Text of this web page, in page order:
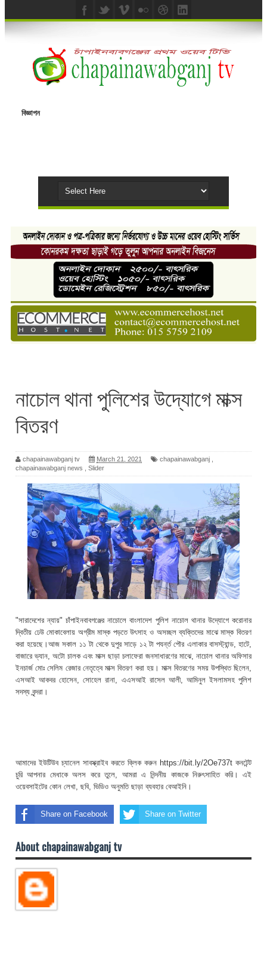
বিজ্ঞাপন
নাচোল থানা পুলিশের উদ্যোগে মাক্স
বিতরণ
chapainawabganj tv March 21, 2021 chapainawabganj
chapainawabganj news
Slider
"সারাদেশের ন্যায়" চাঁপাইনবাবগঞ্জের নাচোলে বাংলাদেশ পুলিশ নাচোল থানার উদ্যোগে করোনার
দ্বিতীয় ঢেউ মোকাবেলায় অগ্রীম মাস্ক পড়তে উৎসাহ ও অসচ্ছল ব্যক্তিদের মাঝে মাস্ক বিতরণ
করা হয়েছে।আজ সকাল ১১ টা থেকে দুপুর সাড়ে ১২ টা পযর্ন্ত পৌর এলাকার বাসস্ট্যান্ড, হাটে,
বাজারে ভ্যান, অটো চালক এবং মাক্স ছাড়া চলাফেরা জনসাধারণের মাঝে, নাচোল থানার অফিসার
ইনচার্জ মোঃ সেলিম রেজার নেতৃত্বে মাক্স বিতরণ করা হয়। মাক্স বিতরণের সময় উপস্থিত ছিলেন,
এসআই আকবর হোসেন, সোহেল রানা, এএসআই রাসেল আলী, আমিনুল ইসলামসহ পুলিশ
সদস্য বৃন্দরা।
আমাদের ইউটিউব চ্যানেল সাবস্ক্রাইব করতে ক্লিক করুন https://bit.ly/2Oe737t কনটেন্ট
চুরি আপনার মেধাকে অলস করে তুলে, আমরা এ নিন্দনীয় কাজকে নিরুৎসাহিত করি। এই
ওয়েবসাইটের কোন লেখা, ছবি, ভিডিও অনুমতি ছাড়া ব্যবহার বেআইনি।
Share on Facebook Share on Twitter
About chapainawabganj tv